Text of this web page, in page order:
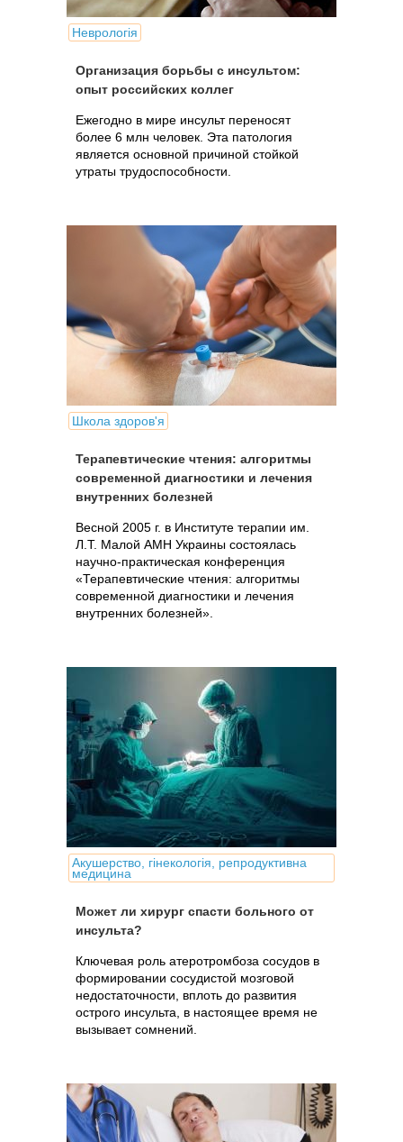
Неврологія
Организация борьбы с инсультом:
опыт российских коллег
Ежегодно в мире инсульт переносят
более 6 млн человек. Эта патология
является основной причиной стойкой
утраты трудоспособности.
Школа здоров'я
Терапевтические чтения: алгоритмы
современной диагностики и лечения
внутренних болезней
Весной 2005 г. в Институте терапии им.
Л.Т. Малой АМН Украины состоялась
научно-практическая конференция
«Терапевтические чтения: алгоритмы
современной диагностики и лечения
внутренних болезней».
Акушерство, гінекологія, репродуктивна
медицина
Может ли хирург спасти больного от
инсульта?
Ключевая роль атеротромбоза сосудов в
формировании сосудистой мозговой
недостаточности, вплоть до развития
острого инсульта, в настоящее время не
вызывает сомнений.